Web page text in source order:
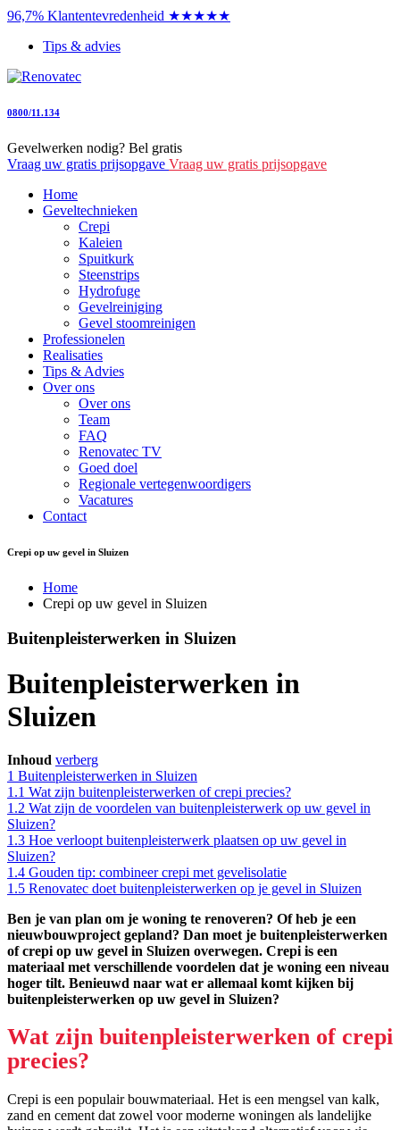
96,7% Klantentevredenheid ★★★★★
Tips & advies
0800/11.134
Gevelwerken nodig? Bel gratis
Vraag uw gratis prijsopgave Vraag uw gratis prijsopgave
Home
Geveltechnieken
Crepi
Kaleien
Spuitkurk
Steenstrips
Hydrofuge
Gevelreiniging
Gevel stoomreinigen
Professionelen
Realisaties
Tips & Advies
Over ons
Over ons
Team
FAQ
Renovatec TV
Goed doel
Regionale vertegenwoordigers
Vacatures
Contact
Crepi op uw gevel in Sluizen
Home
Crepi op uw gevel in Sluizen
Buitenpleisterwerken in Sluizen
Buitenpleisterwerken in
Sluizen
Inhoud verberg
1 Buitenpleisterwerken in Sluizen
1.1 Wat zijn buitenpleisterwerken of crepi precies?
1.2 Wat zijn de voordelen van buitenpleisterwerk op uw gevel in
Sluizen?
1.3 Hoe verloopt buitenpleisterwerk plaatsen op uw gevel in
Sluizen?
1.4 Gouden tip: combineer crepi met gevelisolatie
1.5 Renovatec doet buitenpleisterwerken op je gevel in Sluizen
Ben je van plan om je woning te renoveren? Of heb je een
nieuwbouwproject gepland? Dan moet je buitenpleisterwerken
of crepi op uw gevel in Sluizen overwegen. Crepi is een
materiaal met verschillende voordelen dat je woning een niveau
hoger tilt. Benieuwd naar wat er allemaal komt kijken bij
buitenpleisterwerken op uw gevel in Sluizen?
Wat zijn buitenpleisterwerken of crepi
precies?
Crepi is een populair bouwmateriaal. Het is een mengsel van kalk,
zand en cement dat zowel voor moderne woningen als landelijke